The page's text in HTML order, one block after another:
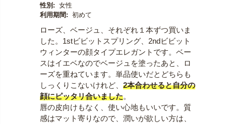
性別: 女性
利用期間: 初めて
ローズ、ベージュ、それぞれ１本ずつ買いま
した。1stビビットスプリング、2ndビビット
ウィンターの顔タイプエレガントです。ベー
スはイエベなのでベージュを塗ったあと、ロ
ーズを重ねています。単品使いだとどちらも
しっくりこないけれど、 2本合わせると自分の
顔にピッタリ合いました。
唇の皮向けもなく、使い心地もいいです。質
感はマット寄りなので、潤いが欲しい方は、